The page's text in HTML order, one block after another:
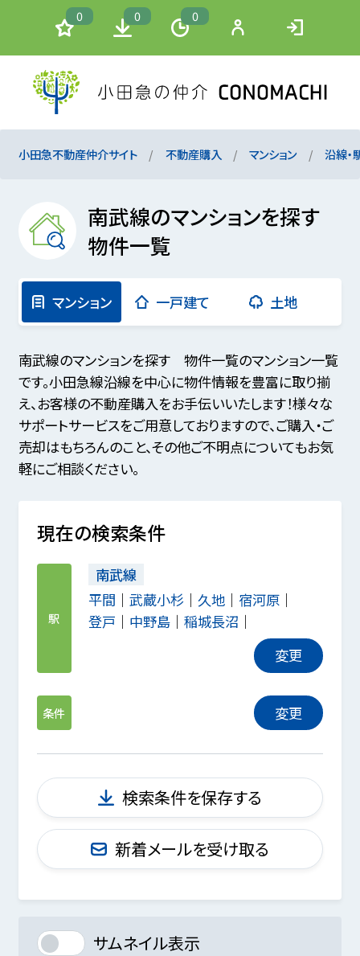
0 0 0
小田急不動産仲介サイト 不動産購入 マンション 沿線・
南武線のマンションを探す
物件一覧
マンション 一戸建て 土地
南武線のマンションを探す 物件一覧のマンション一覧
です。小田急線沿線を中心に物件情報を豊富に取り揃
え、お客様の不動産購入をお手伝いいたします！様々な
サポートサービスをご用意しておりますので、ご購入・ご
売却はもちろんのこと、その他ご不明点についてもお気
軽にご相談ください。
現在の検索条件
駅
南武線
平間
武蔵小杉 久地
宿河原
登戸
中野島
稲城長沼
変更
条件 変更
検索条件を保存する
新着メールを受け取る
サムネイル表示